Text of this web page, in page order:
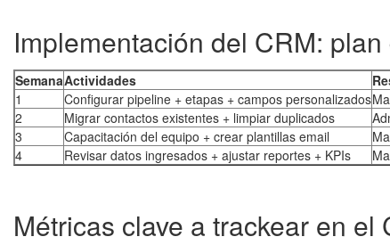
Implementación del CRM:
SemanaActividades
1
Configurar pipeline + etapas + campos personalizados
2
Migrar contactos existentes + limpiar duplicados
3
Capacitación del equipo + crear plantillas email
4
Revisar datos ingresados + ajustar reportes + KPIs
Métricas clave a trackear en el